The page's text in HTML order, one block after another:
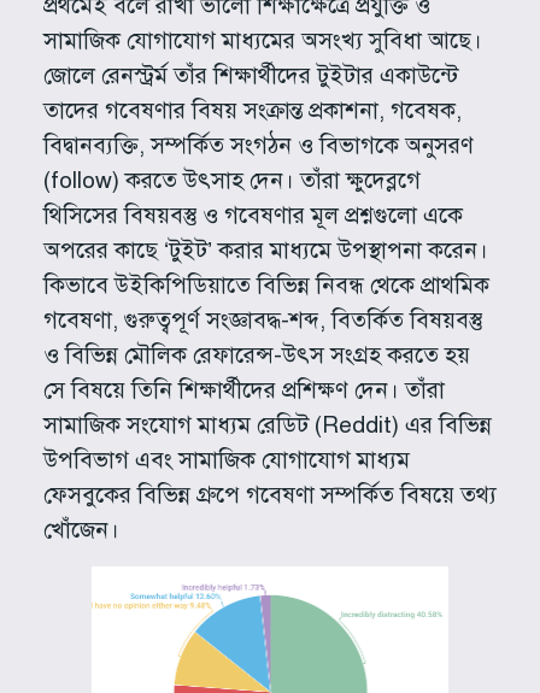
প্রথমেই বলে রাখা ভালো শিক্ষাক্ষেত্রে প্রযুক্তি ও
সামাজিক যোগাযোগ মাধ্যমের অসংখ্য সুবিধা আছে।
জোলে রেনস্ট্রর্ম তাঁর শিক্ষার্থীদের টুইটার একাউন্টে
তাদের গবেষণার বিষয় সংক্রান্ত প্রকাশনা, গবেষক,
বিদ্বানব্যক্তি, সম্পর্কিত সংগঠন ও বিভাগকে অনুসরণ
(follow) করতে উৎসাহ দেন। তাঁরা ক্ষুদেব্লগে
থিসিসের বিষয়বস্তু ও গবেষণার মূল প্রশ্নগুলো একে
অপরের কাছে ‘টুইট’ করার মাধ্যমে উপস্থাপনা করেন।
কিভাবে উইকিপিডিয়াতে বিভিন্ন নিবন্ধ থেকে প্রাথমিক
গবেষণা, গুরুত্বপূর্ণ সংজ্ঞাবদ্ধ-শব্দ, বিতর্কিত বিষয়বস্তু
ও বিভিন্ন মৌলিক রেফারেন্স-উৎস সংগ্রহ করতে হয়
সে বিষয়ে তিনি শিক্ষার্থীদের প্রশিক্ষণ দেন। তাঁরা
সামাজিক সংযোগ মাধ্যম রেডিট (Reddit) এর বিভিন্ন
উপবিভাগ এবং সামাজিক যোগাযোগ মাধ্যম
ফেসবুকের বিভিন্ন গ্রুপে গবেষণা সম্পর্কিত বিষয়ে তথ্য
খোঁজেন।